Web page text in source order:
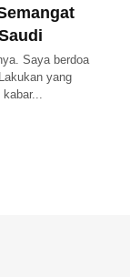
Saya berdoa
yang